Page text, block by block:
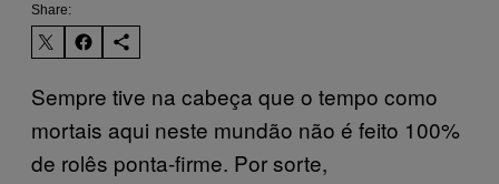
Share:
Sempre tive na cabeça que o tempo como
mortais aqui neste mundão não é feito 100%
de rolês ponta-firme. Por sorte,